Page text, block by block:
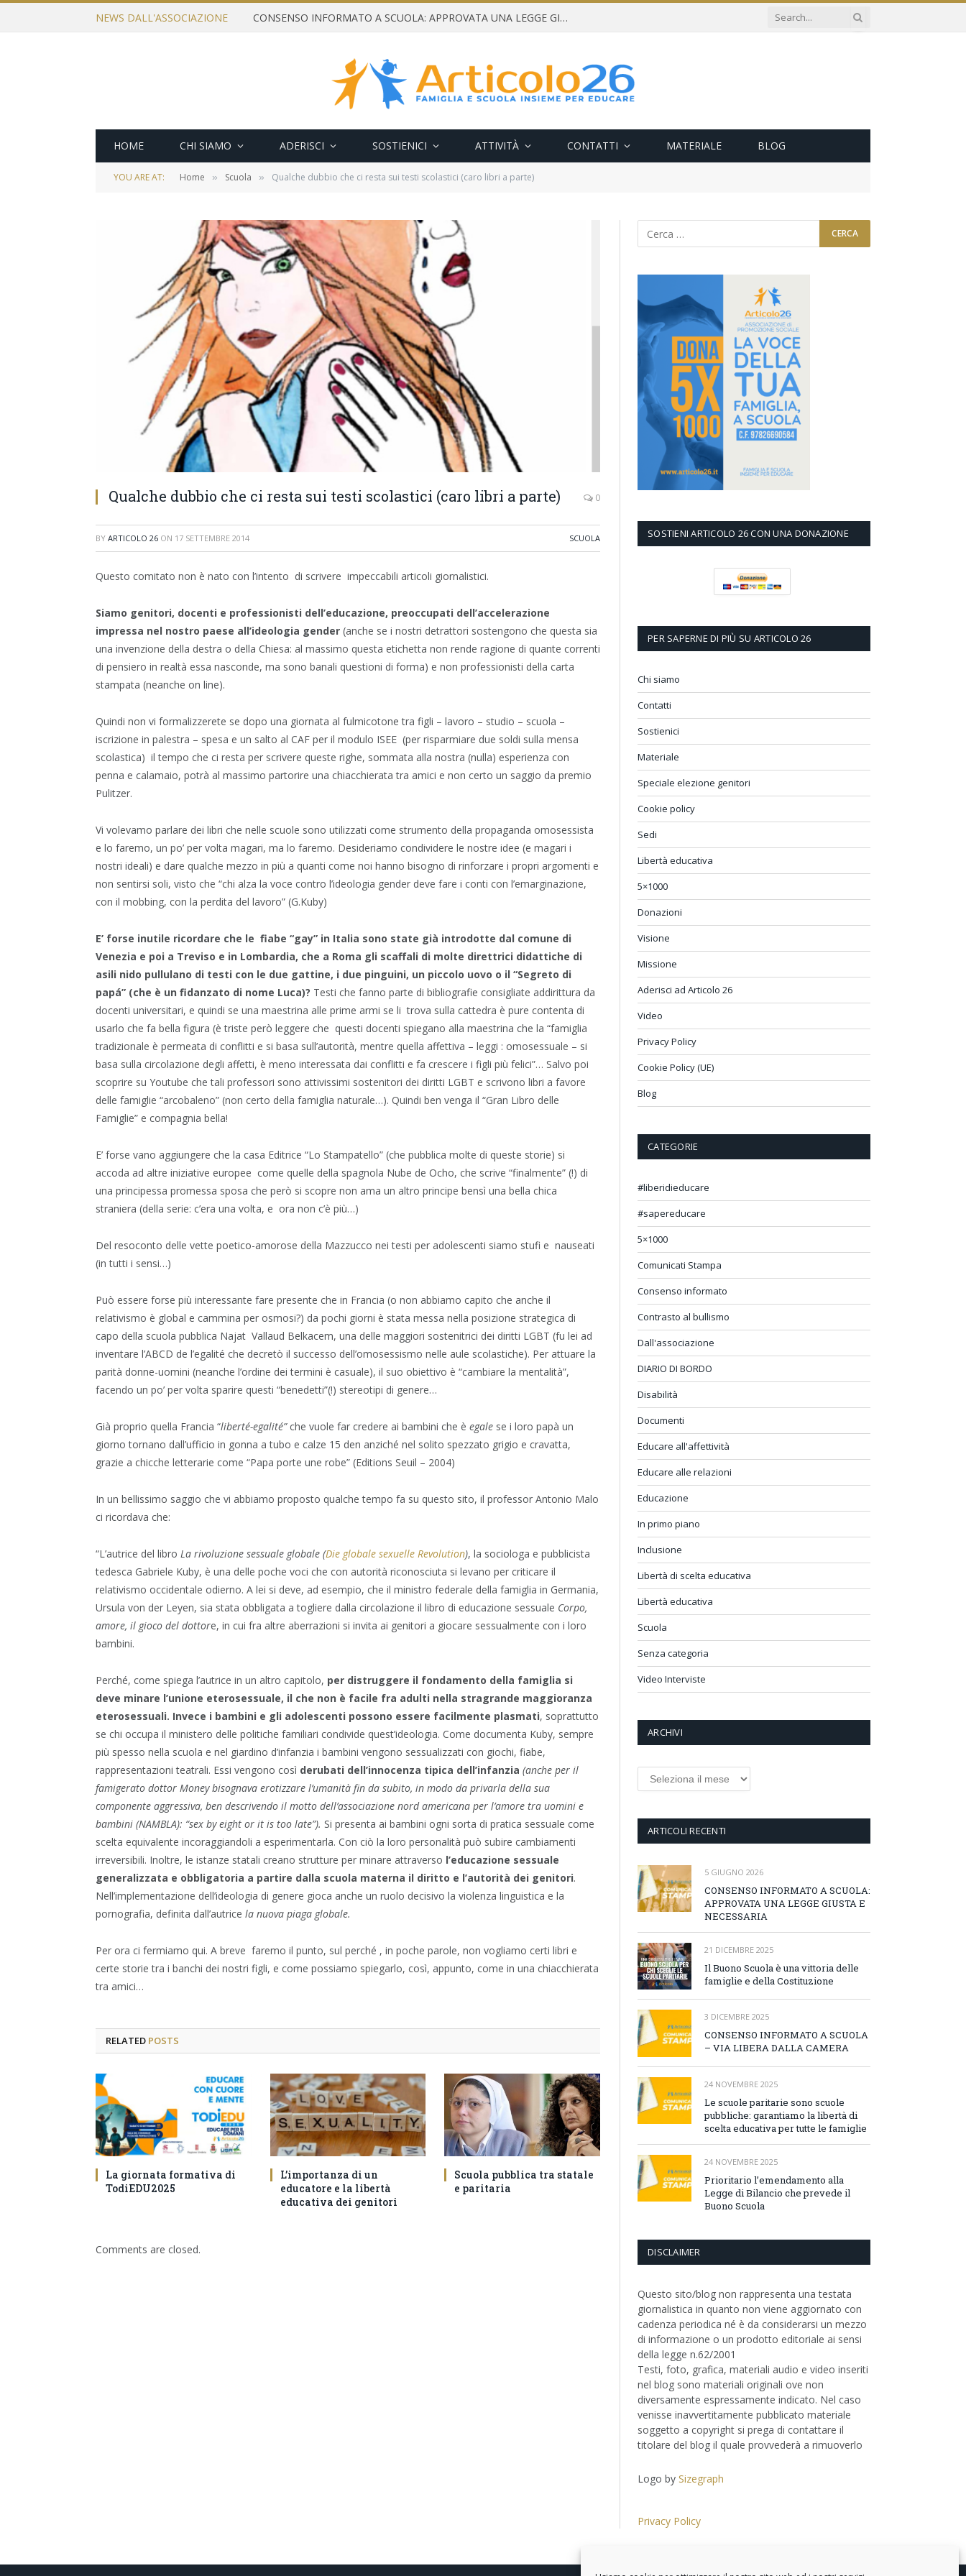
NEWS DALL'ASSOCIAZIONE CONSENSO INFORMATO A SCUOLA: APPROVATA UNA LEGGE GIUSTA E NECESSARIA
HOME CHI SIAMO ADERISCI SOSTIENICI ATTIVITÀ CONTATTI MATERIALE BLOG
YOU ARE AT: Home » Scuola » Qualche dubbio che ci resta sui testi scolastici (caro libri a parte)
Qualche dubbio che ci resta sui testi scolastici (caro libri a parte) 0
BY ARTICOLO 26 ON 17 SETTEMBRE 2014 SCUOLA
Questo comitato non è nato con l’intento di scrivere impeccabili articoli giornalistici.
Siamo genitori, docenti e professionisti dell’educazione, preoccupati dell’accelerazione
impressa nel nostro paese all’ideologia gender (anche se i nostri detrattori sostengono che questa sia
una invenzione della destra o della Chiesa: al massimo questa etichetta non rende ragione di quante correnti
di pensiero in realtà essa nasconde, ma sono banali questioni di forma) e non professionisti della carta
stampata (neanche on line).
Quindi non vi formalizzerete se dopo una giornata al fulmicotone tra figli – lavoro – studio – scuola –
iscrizione in palestra – spesa e un salto al CAF per il modulo ISEE (per risparmiare due soldi sulla mensa
scolastica) il tempo che ci resta per scrivere queste righe, sommata alla nostra (nulla) esperienza con
penna e calamaio, potrà al massimo partorire una chiacchierata tra amici e non certo un saggio da premio
Pulitzer.
Vi volevamo parlare dei libri che nelle scuole sono utilizzati come strumento della propaganda omosessista
e lo faremo, un po’ per volta magari, ma lo faremo. Desideriamo condividere le nostre idee (e magari i
nostri ideali) e dare qualche mezzo in più a quanti come noi hanno bisogno di rinforzare i propri argomenti e
non sentirsi soli, visto che “chi alza la voce contro l’ideologia gender deve fare i conti con l’emarginazione,
con il mobbing, con la perdita del lavoro” (G.Kuby)
E’ forse inutile ricordare che le fiabe “gay” in Italia sono state già introdotte dal comune di
Venezia e poi a Treviso e in Lombardia, che a Roma gli scaffali di molte direttrici didattiche di
asili nido pullulano di testi con le due gattine, i due pinguini, un piccolo uovo o il “Segreto di
papá” (che è un fidanzato di nome Luca)? Testi che fanno parte di bibliografie consigliate addirittura da
docenti universitari, e quindi se una maestrina alle prime armi se li trova sulla cattedra è pure contenta di
usarlo che fa bella figura (è triste però leggere che questi docenti spiegano alla maestrina che la “famiglia
tradizionale è permeata di conflitti e si basa sull’autorità, mentre quella affettiva – leggi : omosessuale – si
basa sulla circolazione degli affetti, è meno interessata dai conflitti e fa crescere i figli più felici”… Salvo poi
scoprire su Youtube che tali professori sono attivissimi sostenitori dei diritti LGBT e scrivono libri a favore
delle famiglie “arcobaleno” (non certo della famiglia naturale…). Quindi ben venga il “Gran Libro delle
Famiglie” e compagnia bella!
E’ forse vano aggiungere che la casa Editrice “Lo Stampatello” (che pubblica molte di queste storie) si
accoda ad altre iniziative europee come quelle della spagnola Nube de Ocho, che scrive “finalmente” (!) di
una principessa promessa sposa che però si scopre non ama un altro principe bensì una bella chica
straniera (della serie: c’era una volta, e ora non c’è più…)
Del resoconto delle vette poetico-amorose della Mazzucco nei testi per adolescenti siamo stufi e nauseati
(in tutti i sensi…)
Può essere forse più interessante fare presente che in Francia (o non abbiamo capito che anche il
relativismo è global e cammina per osmosi?) da pochi giorni è stata messa nella posizione strategica di
capo della scuola pubblica Najat Vallaud Belkacem, una delle maggiori sostenitrici dei diritti LGBT (fu lei ad
inventare l’ABCD de l’egalité che decretò il successo dell’omosessismo nelle aule scolastiche). Per attuare la
parità donne-uomini (neanche l’ordine dei termini è casuale), il suo obiettivo è “cambiare la mentalità”,
facendo un po’ per volta sparire questi “benedetti”(!) stereotipi di genere…
Già proprio quella Francia “liberté-egalité”che vuole far credere ai bambini che è egale se i loro papà un
giorno tornano dall’ufficio in gonna a tubo e calze 15 den anziché nel solito spezzato grigio e cravatta,
grazie a chicche letterarie come “Papa porte une robe” (Editions Seuil – 2004)
In un bellissimo saggio che vi abbiamo proposto qualche tempo fa su questo sito, il professor Antonio Malo
ci ricordava che:
“L’autrice del libro La rivoluzione sessuale globale (Die globale sexuelle Revolution), la sociologa e pubblicista
tedesca Gabriele Kuby, è una delle poche voci che con autorità riconosciuta si levano per criticare il
relativismo occidentale odierno. A lei si deve, ad esempio, che il ministro federale della famiglia in Germania,
Ursula von der Leyen, sia stata obbligata a togliere dalla circolazione il libro di educazione sessuale Corpo,
amore, il gioco del dottore, in cui fra altre aberrazioni si invita ai genitori a giocare sessualmente con i loro
bambini.
Perché, come spiega l’autrice in un altro capitolo, per distruggere il fondamento della famiglia si
deve minare l’unione eterosessuale, il che non è facile fra adulti nella stragrande maggioranza
eterosessuali. Invece i bambini e gli adolescenti possono essere facilmente plasmati, soprattutto
se chi occupa il ministero delle politiche familiari condivide quest’ideologia. Come documenta Kuby, sempre
più spesso nella scuola e nel giardino d’infanzia i bambini vengono sessualizzati con giochi, fiabe,
rappresentazioni teatrali. Essi vengono così derubati dell’innocenza tipica dell’infanzia (anche per il
famigerato dottor Money bisognava erotizzare l’umanità fin da subito, in modo da privarla della sua
componente aggressiva, ben descrivendo il motto dell’associazione nord americana per l’amore tra uomini e
bambini (NAMBLA): “sex by eight or it is too late”). Si presenta ai bambini ogni sorta di pratica sessuale come
scelta equivalente incoraggiandoli a esperimentarla. Con ciò la loro personalità può subire cambiamenti
irreversibili. Inoltre, le istanze statali creano strutture per minare attraverso l’educazione sessuale
generalizzata e obbligatoria a partire dalla scuola materna il diritto e l’autorità dei genitori.
Nell’implementazione dell’ideologia di genere gioca anche un ruolo decisivo la violenza linguistica e la
pornografia, definita dall’autrice la nuova piaga globale.
Per ora ci fermiamo qui. A breve faremo il punto, sul perché , in poche parole, non vogliamo certi libri e
certe storie tra i banchi dei nostri figli, e come possiamo spiegarlo, così, appunto, come in una chiacchierata
tra amici…
RELATED POSTS
La giornata formativa di
TodiEDU2025
L’importanza di un
educatore e la libertà
educativa dei genitori
Scuola pubblica tra statale
e paritaria
Comments are closed.
SOSTIENI ARTICOLO 26 CON UNA DONAZIONE
PER SAPERNE DI PIÙ SU ARTICOLO 26
Chi siamo
Contatti
Sostienici
Materiale
Speciale elezione genitori
Cookie policy
Sedi
Libertà educativa
5×1000
Donazioni
Visione
Missione
Aderisci ad Articolo 26
Video
Privacy Policy
Cookie Policy (UE)
Blog
CATEGORIE
#liberidieducare
#sapereducare
5×1000
Comunicati Stampa
Consenso informato
Contrasto al bullismo
Dall'associazione
DIARIO DI BORDO
Disabilità
Documenti
Educare all'affettività
Educare alle relazioni
Educazione
In primo piano
Inclusione
Libertà di scelta educativa
Libertà educativa
Scuola
Senza categoria
Video Interviste
ARCHIVI
Archivi
ARTICOLI RECENTI
5 GIUGNO 2026
CONSENSO INFORMATO A SCUOLA:
APPROVATA UNA LEGGE GIUSTA E
NECESSARIA
21 DICEMBRE 2025
Il Buono Scuola è una vittoria delle
famiglie e della Costituzione
3 DICEMBRE 2025
CONSENSO INFORMATO A SCUOLA
– VIA LIBERA DALLA CAMERA
24 NOVEMBRE 2025
Le scuole paritarie sono scuole
pubbliche: garantiamo la libertà di
scelta educativa per tutte le famiglie
24 NOVEMBRE 2025
Prioritario l’emendamento alla
Legge di Bilancio che prevede il
Buono Scuola
DISCLAIMER
Questo sito/blog non rappresenta una testata
giornalistica in quanto non viene aggiornato con
cadenza periodica né è da considerarsi un mezzo
di informazione o un prodotto editoriale ai sensi
della legge n.62/2001
Testi, foto, grafica, materiali audio e video inseriti
nel blog sono materiali originali ove non
diversamente espressamente indicato. Nel caso
venisse inavvertitamente pubblicato materiale
soggetto a copyright si prega di contattare il
titolare del blog il quale provvederà a rimuoverlo
Logo by Sizegraph
Privacy Policy